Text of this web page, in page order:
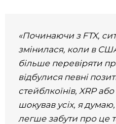
«Починаючи з FTX,
змінилася, коли в
більше перевіряти
відбулися певні
стейблкоїнів, XRP
шокував усіх, я
легше забути про це